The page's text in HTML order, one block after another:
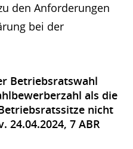
den Anforderungen
bei der
Betriebsratswahl
als die
nicht
24.04.2024, 7 ABR